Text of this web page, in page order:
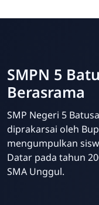
SMPN 5
Berasrama
SMP Negeri 5
diprakarsai oleh
mengumpulkan
Datar pada tahun
SMA Unggul.